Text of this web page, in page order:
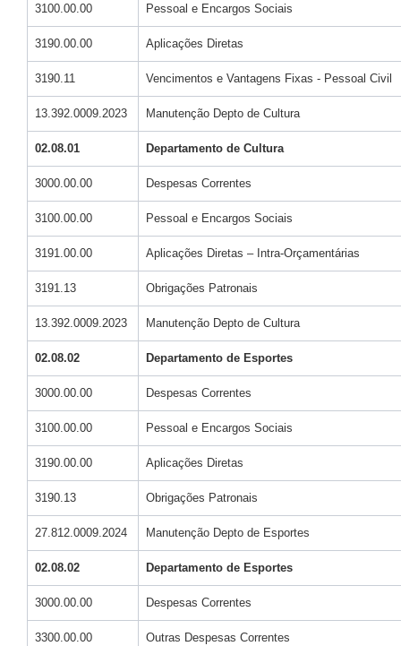
3100.00.00 Pessoal e Encargos Sociais
3190.00.00 Aplicações Diretas
3190.11 Vencimentos e Vantagens Fixas - Pessoal Civil
13.392.0009.2023 Manutenção Depto de Cultura
02.08.01 Departamento de Cultura
3000.00.00 Despesas Correntes
3100.00.00 Pessoal e Encargos Sociais
3191.00.00 Aplicações Diretas – Intra-Orçamentárias
3191.13 Obrigações Patronais
13.392.0009.2023 Manutenção Depto de Cultura
02.08.02 Departamento de Esportes
3000.00.00 Despesas Correntes
3100.00.00 Pessoal e Encargos Sociais
3190.00.00 Aplicações Diretas
3190.13 Obrigações Patronais
27.812.0009.2024 Manutenção Depto de Esportes
02.08.02 Departamento de Esportes
3000.00.00 Despesas Correntes
3300.00.00 Outras Despesas Correntes